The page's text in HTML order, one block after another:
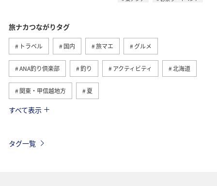
旅ナカつながりタグ
トラベル 国内 旅マエ グルメ
ANA釣り倶楽部 釣り アクティビティ 北海道
関東・甲信越地方 夏
趣味
すべて表示
タグ一覧